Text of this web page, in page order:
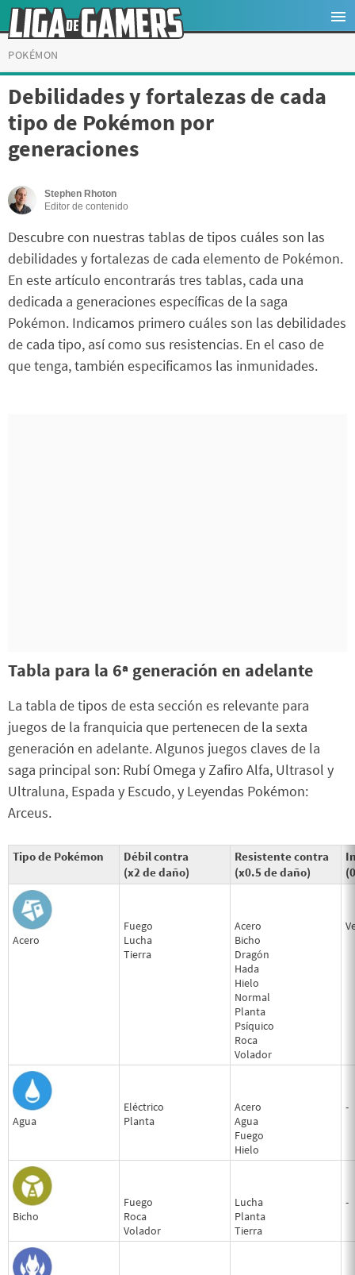
POKÉMON
Debilidades y fortalezas de cada
tipo de Pokémon por
generaciones
Stephen Rhoton
Editor de contenido
Descubre con nuestras tablas de tipos cuáles son las
debilidades y fortalezas de cada elemento de Pokémon.
En este artículo encontrarás tres tablas, cada una
dedicada a generaciones específicas de la saga
Pokémon. Indicamos primero cuáles son las debilidades
de cada tipo, así como sus resistencias. En el caso de
que tenga, también especificamos las inmunidades.
Tabla para la 6ª generación en adelante
La tabla de tipos de esta sección es relevante para
juegos de la franquicia que pertenecen de la sexta
generación en adelante. Algunos juegos claves de la
saga principal son: Rubí Omega y Zafiro Alfa, Ultrasol y
Ultraluna, Espada y Escudo, y Leyendas Pokémon:
Arceus.
Tipo de Pokémon
Débil contra
(x2 de daño)
Resistente contra
(x0.5 de daño)
Acero
Fuego
Lucha
Tierra
Acero
Bicho
Dragón
Hada
Hielo
Normal
Planta
Psíquico
Roca
Volador
Agua
Eléctrico
Planta
Acero
Agua
Fuego
Hielo
-
Bicho
Fuego
Roca
Volador
Lucha
Planta
Tierra
-